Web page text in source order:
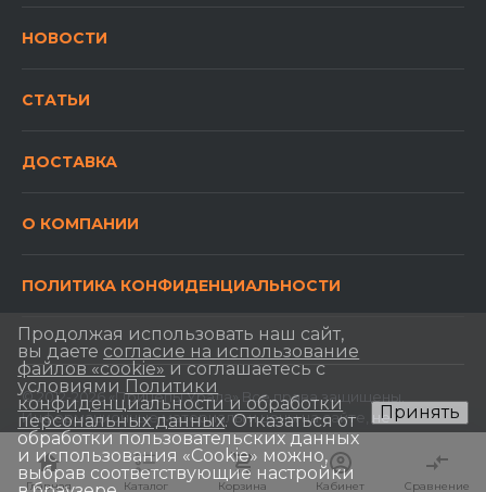
Главная Каталог Корзина Кабинет Сравнение
Главная Каталог Корзина Кабинет Сравнение
НОВОСТИ
СТАТЬИ
ДОСТАВКА
О КОМПАНИИ
ПОЛИТИКА КОНФИДЕНЦИАЛЬНОСТИ
© 2012-2026 «Прицепы Урала» Все права защищены.
Информационные материалы и цены на сайте, не
являются публичной офертой, определяемой
положениями Статьи 437 Гражданского кодекса РФ.
Продолжая использовать наш сайт,
вы даете согласие на использование
файлов «cookie» и соглашаетесь с
условиями Политики
конфиденциальности и обработки
персональных данных. Отказаться от
обработки пользовательских данных
и использования «Сookie» можно,
выбрав соответствующие настройки
Принять